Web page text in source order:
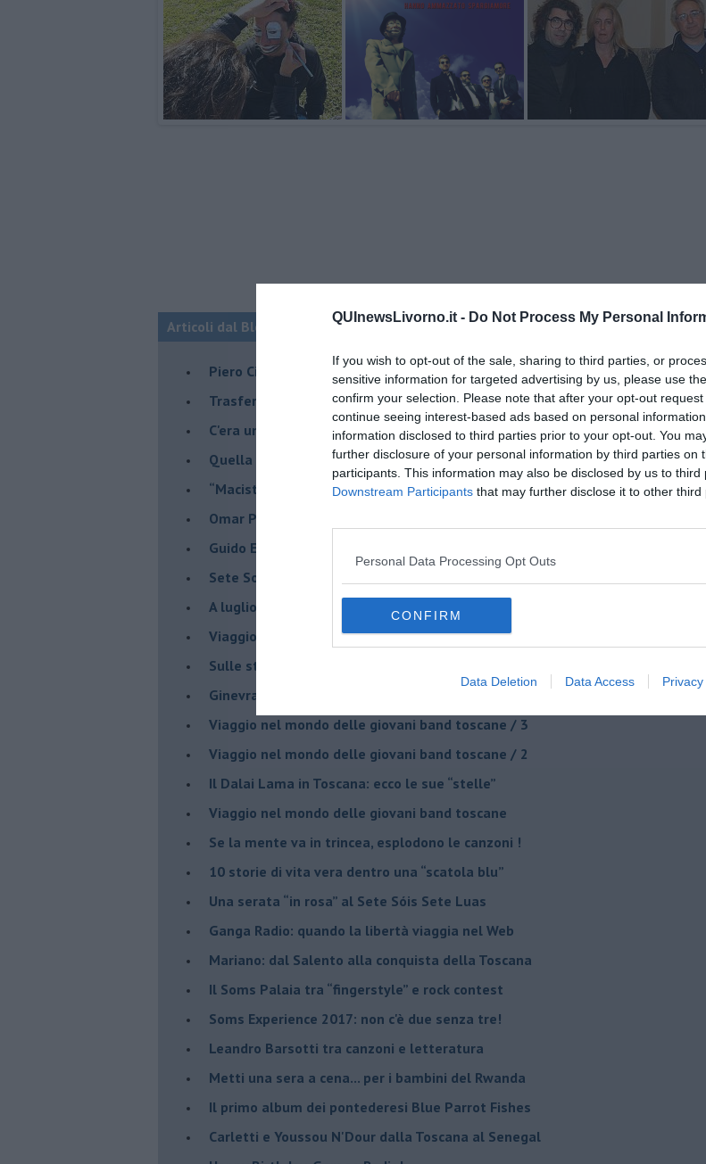
QUInewsLivorno.it - Do Not Process My Personal
If you wish to opt-out of the sale, sharing to third parties, or
sensitive information for targeted advertising by us, please use
confirm your selection. Please note that after your opt-out
continue seeing interest-based ads based on personal
information disclosed to third parties prior to your opt-out. You
further disclosure of your personal information by third parties on
participants. This information may also be disclosed by us to third
Downstream Participants that may further disclose it to other third
Personal Data Processing Opt Outs
CONFIRM
Data Deletion Data Access
Articoli dal Blog “Musica e dintorni” di Fausto Pirìto
​Piero Ciampi, i De André e altre storie
​Trasferirsi in Portogallo:il sogno diventa realtà
​C'era una volta un “Cane Sciolto”di nome Zio Rock
Quella volta, con il Dalai Lama a Pomaia...
​“Maciste contro tutti”, 25 anni dopo...
​Omar Pedrini & C. all'Ecofestival di Santa Luce
Guido Elmi: un romantico sotto la maschera da duro
Sete Soís Sete Luas: dove c'è Musica c'è Pace!
​A luglio, Forte dei Marmi si tinge di “giallo”
Viaggio nel mondo delle giovani band toscane / 4
Sulle strade del Rock&Roll con Ezio Guaitamacchi
​Ginevra “the voice” Di Marco canta Mercedes Sosa
Viaggio nel mondo delle giovani band toscane / 3
​Viaggio nel mondo delle giovani band toscane / 2
Il Dalai Lama in Toscana: ecco le sue “stelle”
Viaggio nel mondo delle giovani band toscane
Se la mente va in trincea, esplodono le canzoni !
​10 storie di vita vera dentro una “scatola blu”
​Una serata “in rosa” al Sete Sóis Sete Luas
Ganga Radio: quando la libertà viaggia nel Web
Mariano: dal Salento alla conquista della Toscana
​Il Soms Palaia tra “fingerstyle” e rock contest
Soms Experience 2017: non c'è due senza tre!
​Leandro Barsotti tra canzoni e letteratura
​Metti una sera a cena... per i bambini del Rwanda
​Il primo album dei pontederesi Blue Parrot Fishes
Carletti e Youssou N'Dour dalla Toscana al Senegal